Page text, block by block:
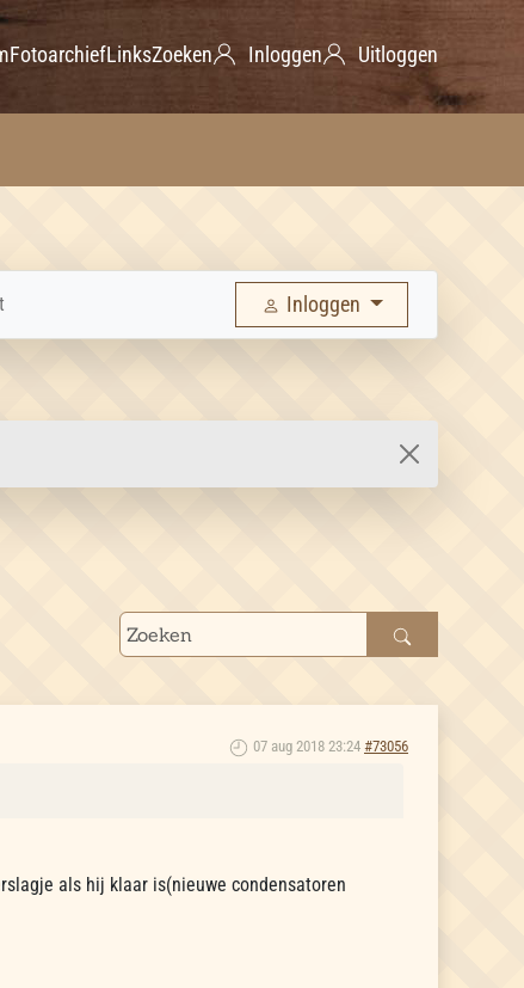
FotoarchiefLinksZoeken Inloggen Uitloggen
Inloggen
07 aug 2018 23:24 #73056
als hij klaar is(nieuwe condensatoren